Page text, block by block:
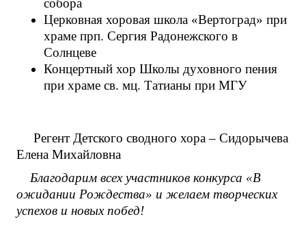
собора
Церковная хоровая школа «Вертоград» при
храме прп. Сергия Радонежского в
Солнцеве
Концертный хор Школы духовного пения
при храме св. мц. Татианы при МГУ
Регент Детского сводного хора – Сидорычева
Елена Михайловна
Благодарим всех участников конкурса «В
ожидании Рождества» и желаем творческих
успехов и новых побед!